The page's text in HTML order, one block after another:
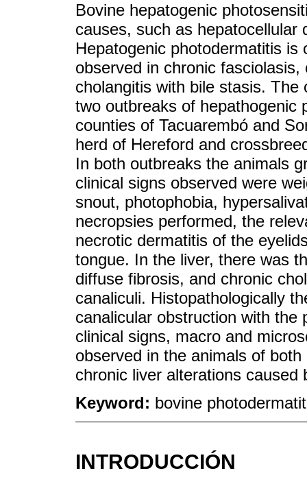
Bovine hepatogenic
causes, such as
Hepatogenic photodermatitis
observed in chronic
cholangitis with bile stasis.
two outbreaks of hepathogenic
counties of Tacuarembó and
herd of Hereford and
In both outbreaks the animals
clinical signs observed were
snout, photophobia,
necropsies performed, the
necrotic dermatitis of the
tongue. In the liver, there was
diffuse fibrosis, and chronic
canaliculi. Histopathologically
canalicular obstruction with the
clinical signs, macro and
observed in the animals of
chronic liver alterations caused
Keyword: bovine
INTRODUCCIÓN